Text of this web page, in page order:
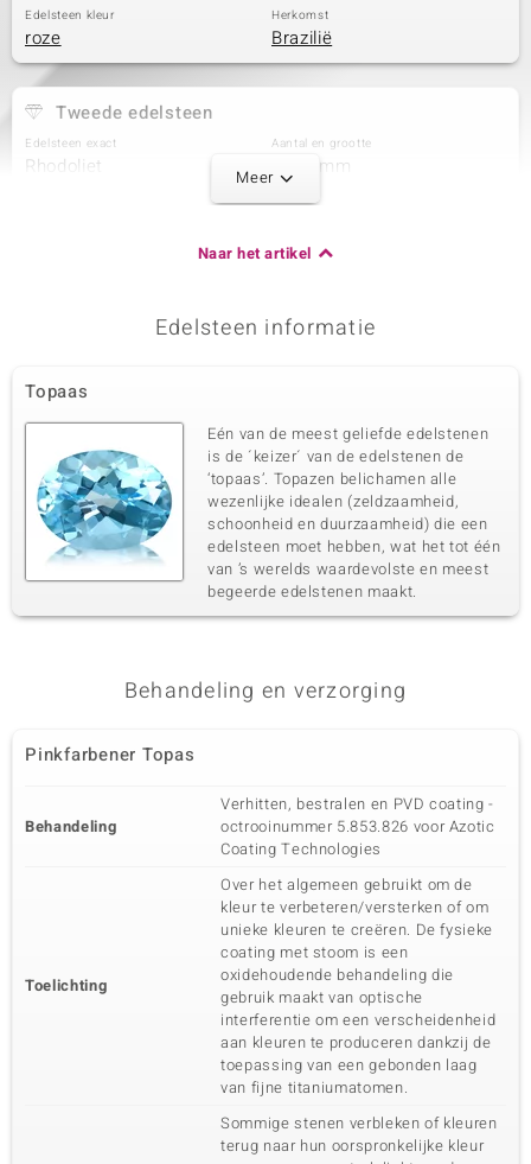
Edelsteen kleur
roze
Herkomst
Brazilië
Tweede edelsteen
Edelsteen exact
Rhodoliet
Aantal en grootte
6 à 2 mm
Herkomst
Zirkoon
Karaatgewicht som
0,133 ct
Slijpvorm
Rond geslepen
Zetting
Pave
Herkomst
Tanzania
Meer
Naar het artikel
Edelsteen informatie
Topaas
Eén van de meest geliefde edelstenen
is de ´keizer´ van de edelstenen de
‘topaas’. Topazen belichamen alle
wezenlijke idealen (zeldzaamheid,
schoonheid en duurzaamheid) die een
edelsteen moet hebben, wat het tot één
van ’s werelds waardevolste en meest
begeerde edelstenen maakt.
Behandeling en verzorging
Pinkfarbener Topas
Behandeling
Verhitten, bestralen en PVD coating -
octrooinummer 5.853.826 voor Azotic
Coating Technologies
Toelichting
Over het algemeen gebruikt om de
kleur te verbeteren/versterken of om
unieke kleuren te creëren. De fysieke
coating met stoom is een
oxidehoudende behandeling die
gebruik maakt van optische
interferentie om een verscheidenheid
aan kleuren te produceren dankzij de
toepassing van een gebonden laag
van fijne titaniumatomen.
Sommige stenen verbleken of kleuren
terug naar hun oorspronkelijke kleur